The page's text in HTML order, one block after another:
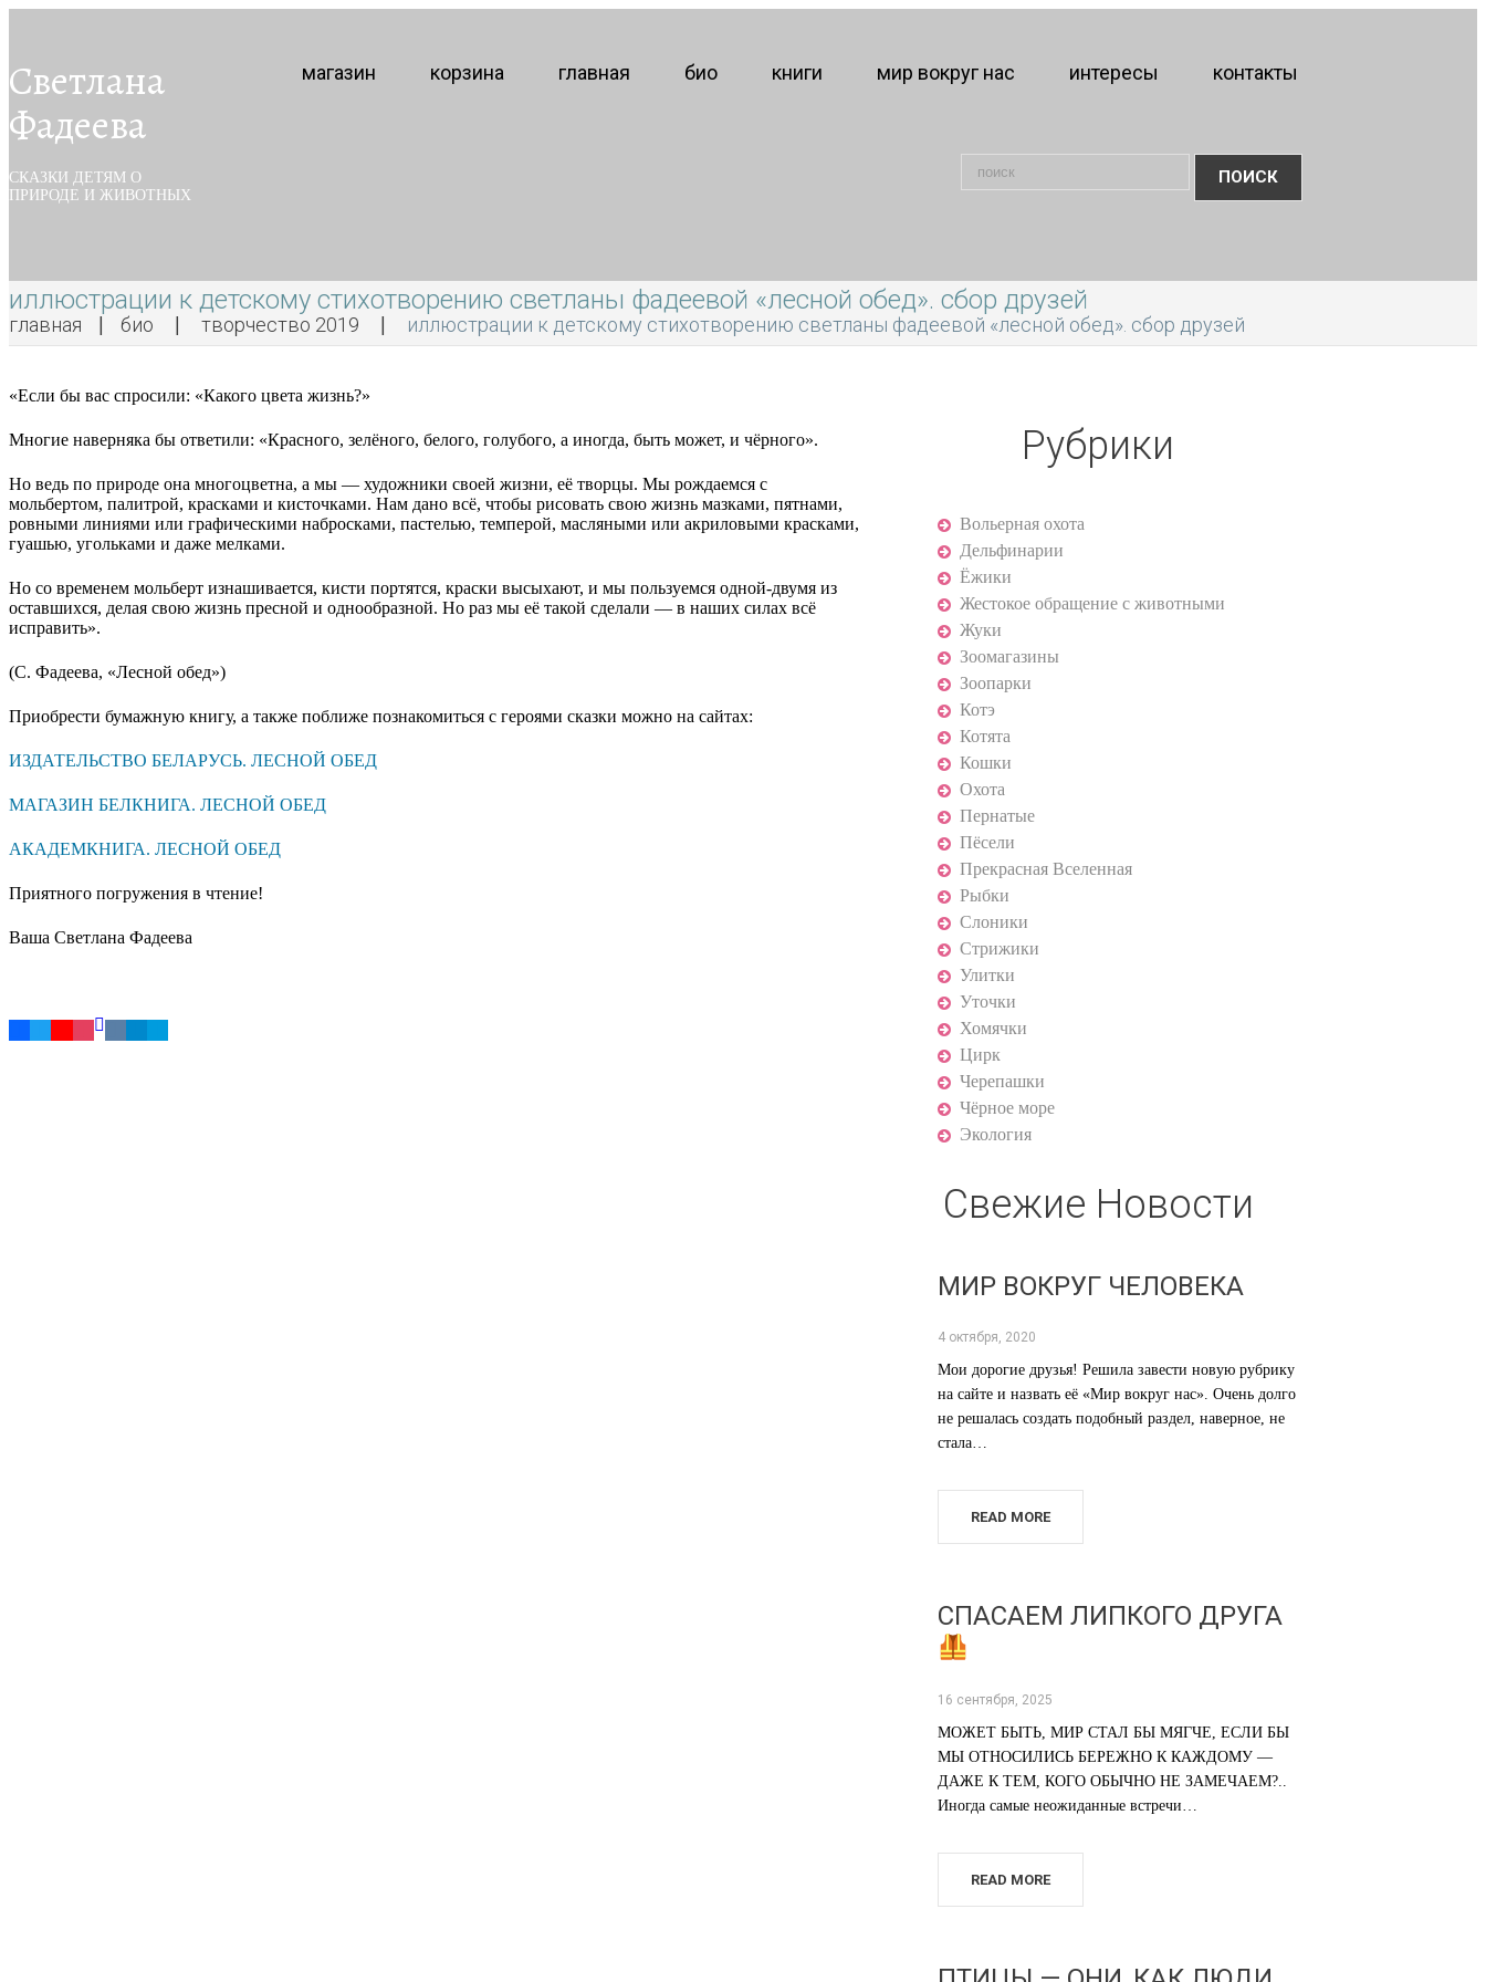
Светлана
Фадеева
СКАЗКИ ДЕТЯМ О
ПРИРОДЕ И ЖИВОТНЫХ
магазин корзина главная био книги мир вокруг нас интересы контакты
иллюстрации к детскому стихотворению светланы фадеевой «лесной обед». сбор друзей
главная био творчество 2019 иллюстрации к детскому стихотворению светланы фадеевой «лесной обед». сбор друзей
«Если бы вас спросили: «Какого цвета жизнь?»
Многие наверняка бы ответили: «Красного, зелёного, белого, голубого, а иногда, быть может, и чёрного».
Но ведь по природе она многоцветна, а мы — художники своей жизни, её творцы. Мы рождаемся с
мольбертом, палитрой, красками и кисточками. Нам дано всё, чтобы рисовать свою жизнь мазками, пятнами,
ровными линиями или графическими набросками, пастелью, темперой, масляными или акриловыми красками,
гуашью, угольками и даже мелками.
Но со временем мольберт изнашивается, кисти портятся, краски высыхают, и мы пользуемся одной-двумя из
оставшихся, делая свою жизнь пресной и однообразной. Но раз мы её такой сделали — в наших силах всё
исправить».
(С. Фадеева, «Лесной обед»)
Приобрести бумажную книгу, а также поближе познакомиться с героями сказки можно на сайтах:
ИЗДАТЕЛЬСТВО БЕЛАРУСЬ. ЛЕСНОЙ ОБЕД
МАГАЗИН БЕЛКНИГА. ЛЕСНОЙ ОБЕД
АКАДЕМКНИГА. ЛЕСНОЙ ОБЕД
Приятного погружения в чтение!
Ваша Светлана Фадеева
Рубрики
Вольерная охота
Дельфинарии
Ёжики
Жестокое обращение с животными
Жуки
Зоомагазины
Зоопарки
Котэ
Котята
Кошки
Охота
Пернатые
Пёсели
Прекрасная Вселенная
Рыбки
Слоники
Стрижики
Улитки
Уточки
Хомячки
Цирк
Черепашки
Чёрное море
Экология
Свежие Новости
МИР ВОКРУГ ЧЕЛОВЕКА
4 октября, 2020
Мои дорогие друзья! Решила завести новую рубрику
на сайте и назвать её «Мир вокруг нас». Очень долго
не решалась создать подобный раздел, наверное, не
стала…
READ MORE
СПАСАЕМ ЛИПКОГО ДРУГА
16 сентября, 2025
МОЖЕТ БЫТЬ, МИР СТАЛ БЫ МЯГЧЕ, ЕСЛИ БЫ
МЫ ОТНОСИЛИСЬ БЕРЕЖНО К КАЖДОМУ —
ДАЖЕ К ТЕМ, КОГО ОБЫЧНО НЕ ЗАМЕЧАЕМ?..
Иногда самые неожиданные встречи…
READ MORE